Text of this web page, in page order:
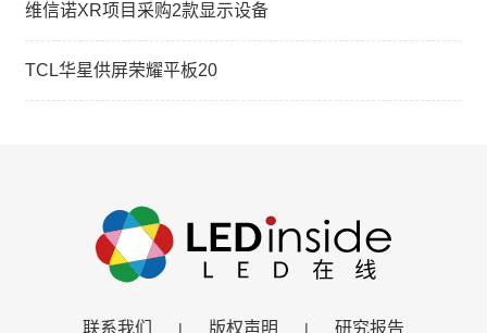
维信诺XR项目采购2款显示设备
TCL华星供屏荣耀平板20
联系我们 | 版权声明 | 研究报告